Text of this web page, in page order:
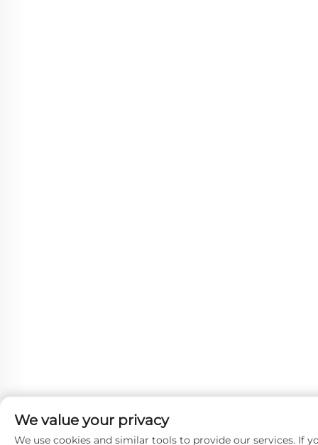
We value your privacy
We use cookies and similar tools to provide our services. If